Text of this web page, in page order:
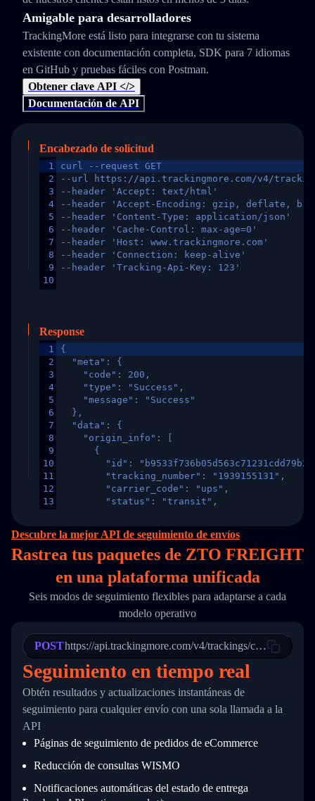
Amigable para desarrolladores
TrackingMore está listo para integrarse con tu sistema
existente con documentación completa, SDK para 7 idiomas
en GitHub y pruebas fáciles con Postman.
Obtener clave API </>
Documentación de API
Encabezado de solicitud
1
2
3
4
5
6
7
8
9
10
curl --request GET
--url https://api.trackingmore.com/v4/trackings/
--header 'Accept: text/html'
--header 'Accept-Encoding: gzip, deflate,
--header 'Content-Type: application/json'
--header 'Cache-Control: max-age=0'
--header 'Host: www.trackingmore.com'
--header 'Connection: keep-alive'
--header 'Tracking-Api-Key: 123'
Response
1
2
3
4
5
6
7
8
9
10
11
12
13
16
17
21
24
26
27
28
29
32
34
{
  "meta": {
    "code": 200,
    "type": "Success",
    "message": "Success"
  },
  "data": {
    "origin_info": [
      {
"id":
        "tracking_number": "1939155131",
        "carrier_code": "ups",
        "status": "transit",
        "itemTimeLength": 2,
        "weblink": "",
        "phone": null,
        "trackinfo": [
          {
            "Date": "2017-03-08 04: 22: 00",
"StatusDescription": "Departed
          },
          {
            "Date": "2017-03-06 15:28:00",
"StatusDescription": "Shipment
"Details": "BEIJING-
          }
        ]
    ]
}
Descubre la mejor API de seguimiento de envíos
Rastrea tus paquetes de ZTO FREIGHT
en una plataforma unificada
Seis modos de seguimiento flexibles para adaptarse a cada
modelo operativo
POSThttps://api.trackingmore.com/v4/trackings/create
Seguimiento en tiempo real
Obtén resultados y actualizaciones instantáneas de
seguimiento para cualquier envío con una sola llamada a la
API
Páginas de seguimiento de pedidos de eCommerce
Reducción de consultas WISMO
Notificaciones automáticas del estado de entrega